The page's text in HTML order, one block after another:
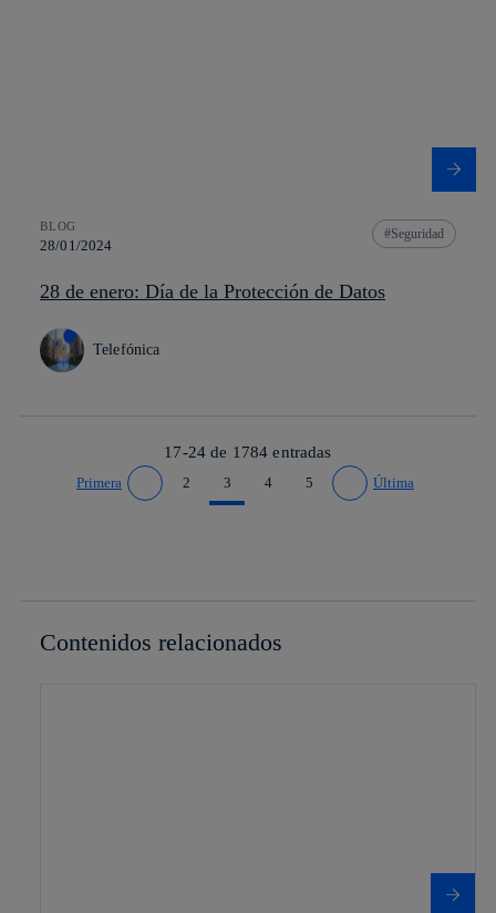
BLOG
28/01/2024
Seguridad
28 de enero: Día de la Protección de Datos
Telefónica
17-24 de 1784 entradas
Primera
Ir a página anterior
2 3 4 5
Ir a página siguiente
Última
Contenidos relacionados